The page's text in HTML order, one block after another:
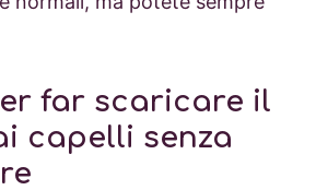
far scaricare il
capelli senza